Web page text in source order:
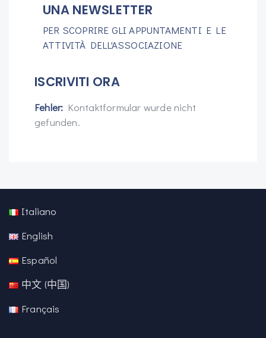
UNA NEWSLETTER
PER SCOPRIRE GLI APPUNTAMENTI E LE
ATTIVITÀ DELL'ASSOCIAZIONE
ISCRIVITI ORA
Fehler: Kontaktformular wurde nicht
gefunden.
Italiano
English
Español
中文 (中国)
Français